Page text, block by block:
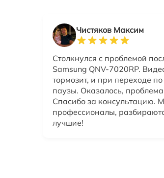
Чистяков Максим
Столкнулся с проблемой
Samsung QNV-7020RP.
тормозит, и при переходе
паузы. Оказалось,
Спасибо за консультацию.
профессионалы,
лучшие!